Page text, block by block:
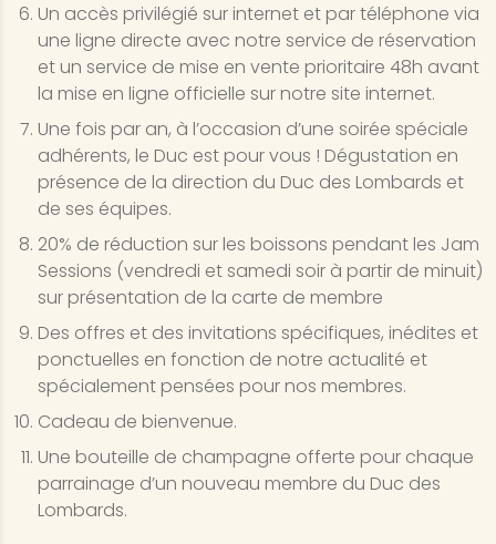
Un accès privilégié sur internet et par téléphone via
une ligne directe avec notre service de réservation
et un service de mise en vente prioritaire 48h avant
la mise en ligne officielle sur notre site internet.
Une fois par an, à l’occasion d’une soirée spéciale
adhérents, le Duc est pour vous ! Dégustation en
présence de la direction du Duc des Lombards et
de ses équipes.
20% de réduction sur les boissons pendant les Jam
Sessions (vendredi et samedi soir à partir de minuit)
sur présentation de la carte de membre
Des offres et des invitations spécifiques, inédites et
ponctuelles en fonction de notre actualité et
spécialement pensées pour nos membres.
Cadeau de bienvenue.
Une bouteille de champagne offerte pour chaque
parrainage d’un nouveau membre du Duc des
Lombards.